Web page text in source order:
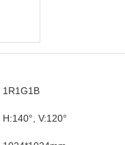
1R1G1B
H:140°, V:120°